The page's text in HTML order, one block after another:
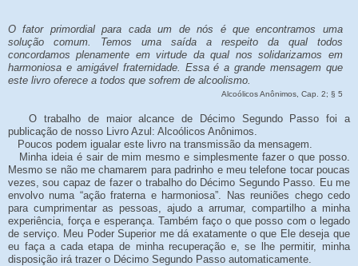
O fator primordial para cada um de nós é que encontramos uma
solução comum. Temos uma saída a respeito da qual todos
concordamos plenamente em virtude da qual nos solidarizamos em
harmoniosa e amigável fraternidade. Essa é a grande mensagem que
este livro oferece a todos que sofrem de alcoolismo.
Alcoólicos Anônimos, Cap. 2; § 5
O trabalho de maior alcance de Décimo Segundo Passo foi a
publicação de nosso Livro Azul: Alcoólicos Anônimos.
Poucos podem igualar este livro na transmissão da mensagem.
Minha ideia é sair de mim mesmo e simplesmente fazer o que posso.
Mesmo se não me chamarem para padrinho e meu telefone tocar poucas
vezes, sou capaz de fazer o trabalho do Décimo Segundo Passo. Eu me
envolvo numa “ação fraterna e harmoniosa”. Nas reuniões chego cedo
para cumprimentar as pessoas, ajudo a arrumar, compartilho a minha
experiência, força e esperança. Também faço o que posso com o legado
de serviço. Meu Poder Superior me dá exatamente o que Ele deseja que
eu faça a cada etapa de minha recuperação e, se lhe permitir, minha
disposição irá trazer o Décimo Segundo Passo automaticamente.